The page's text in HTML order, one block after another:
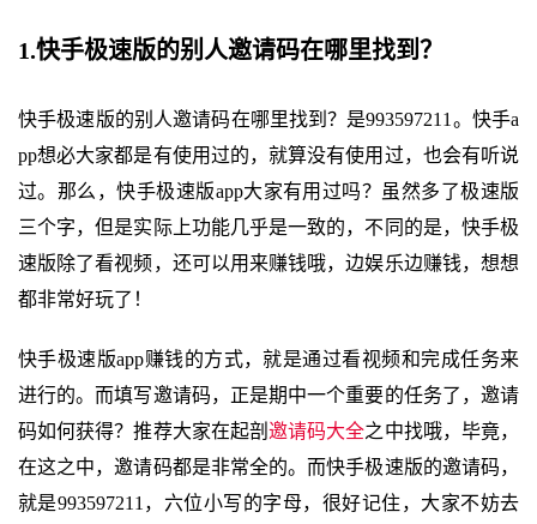
1.快手极速版的别人邀请码在哪里找到？
快手极速版的别人邀请码在哪里找到？是993597211。快手a
pp想必大家都是有使用过的，就算没有使用过，也会有听说
过。那么，快手极速版app大家有用过吗？虽然多了极速版
三个字，但是实际上功能几乎是一致的，不同的是，快手极
速版除了看视频，还可以用来赚钱哦，边娱乐边赚钱，想想
都非常好玩了！
快手极速版app赚钱的方式，就是通过看视频和完成任务来
进行的。而填写邀请码，正是期中一个重要的任务了，邀请
码如何获得？推荐大家在起剖邀请码大全之中找哦，毕竟，
在这之中，邀请码都是非常全的。而快手极速版的邀请码，
就是993597211，六位小写的字母，很好记住，大家不妨去